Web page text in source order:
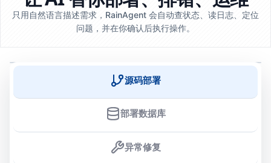
只用自然语言描述需求，RainAgent 会自动查状态、读日志、定位
问题，并在你确认后执行操作。
源码部署
部署数据库
异常修复